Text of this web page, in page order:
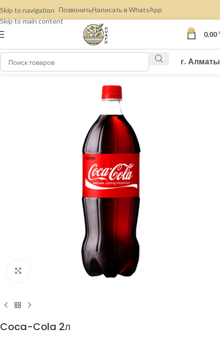
Skip to navigation
Skip to main content
ПозвонитьНаписать в WhatsApp
0 0,00
г. Алматы
Нажмите, чтобы увеличить
Coca-Cola 2л